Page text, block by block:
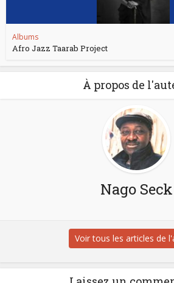
Albums
Afro Jazz Taarab Project
À propos de
Nago Seck
Voir tous les articles de